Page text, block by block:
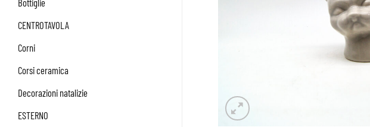
CENTROTAVOLA
Corni
Corsi ceramica
Decorazioni natalizie
ESTERNO